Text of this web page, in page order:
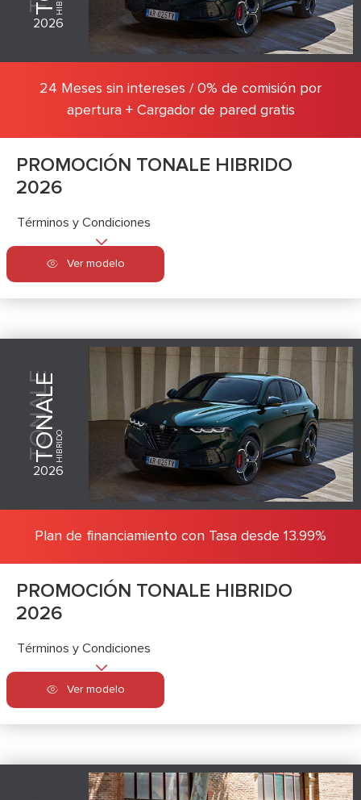
2026
24 Meses sin intereses / 0% de comisión por
apertura + Cargador de pared gratis
PROMOCIÓN TONALE HIBRIDO
2026
Términos y Condiciones
Ver modelo
PROMOCIÓN TONALE HIBRIDO
2026
Términos y Condiciones
Ver modelo
Plan de financiamiento con Tasa desde 13.99%
TONALE
TONALEHIBRIDO
2026